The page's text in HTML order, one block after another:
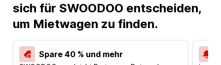
sich für SWOODOO entscheiden,
um Mietwagen zu finden.
Spare 40 % und mehr